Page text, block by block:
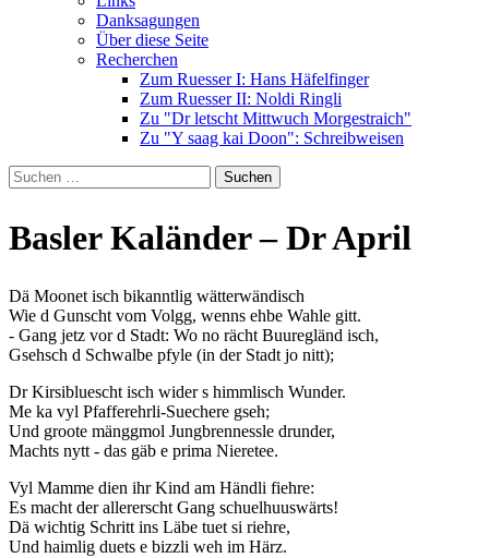
Danksagungen
Über diese Seite
Recherchen
Zum Ruesser I: Hans Häfelfinger
Zum Ruesser II: Noldi Ringli
Zu "Dr letscht Mittwuch Morgestraich"
Zu "Y saag kai Doon": Schreibweisen
Suche
nach:
Basler Kaländer – Dr April
Dä Moonet isch bikanntlig wätterwändisch
Wie d Gunscht vom Volgg, wenns ehbe Wahle gitt.
- Gang jetz vor d Stadt: Wo no rächt Buuregländ isch,
Gsehsch d Schwalbe pfyle (in der Stadt jo nitt);
Dr Kirsibluescht isch wider s himmlisch Wunder.
Me ka vyl Pfafferehrli-Suechere gseh;
Und groote mänggmol Jungbrennessle drunder,
Machts nytt - das gäb e prima Nieretee.
Vyl Mamme dien ihr Kind am Händli fiehre:
Es macht der allererscht Gang schuelhuuswärts!
Dä wichtig Schritt ins Läbe tuet si riehre,
Und haimlig duets e bizzli weh im Härz.